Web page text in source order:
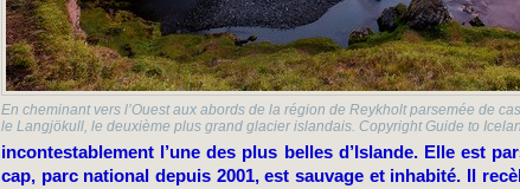
En cheminant vers l’Ouest aux abords de la région de Reykholt parsemée de
le Langjökull, le deuxième plus grand glacier islandais. Copyright Guide to
incontestablement l’une des plus belles d’Islande. Elle est
cap, parc national depuis 2001, est sauvage et inhabité. Il